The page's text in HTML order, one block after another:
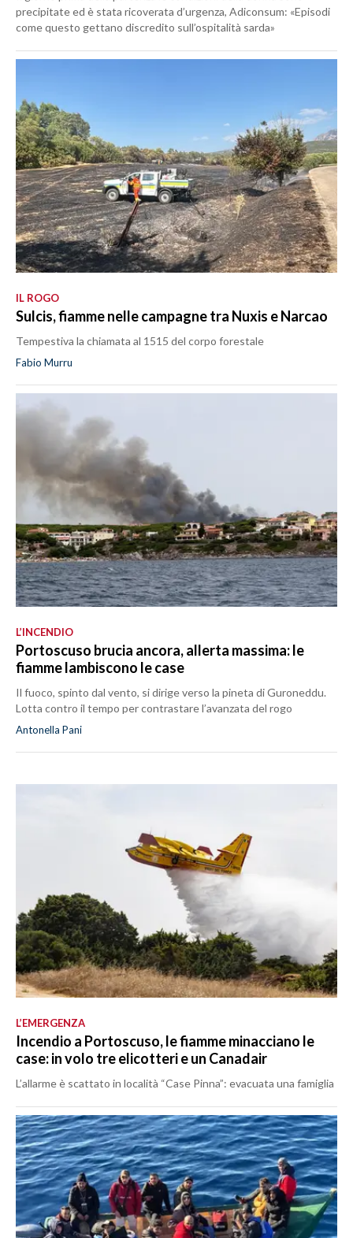
precipitate ed è stata ricoverata d’urgenza, Adiconsum: «Episodi
come questo gettano discredito sull’ospitalità sarda»
IL ROGO
Sulcis, fiamme nelle campagne tra Nuxis e Narcao
Tempestiva la chiamata al 1515 del corpo forestale
Fabio Murru
L’INCENDIO
Portoscuso brucia ancora, allerta massima: le
fiamme lambiscono le case
Il fuoco, spinto dal vento, si dirige verso la pineta di Guroneddu.
Lotta contro il tempo per contrastare l’avanzata del rogo
Antonella Pani
L’EMERGENZA
Incendio a Portoscuso, le fiamme minacciano le
case: in volo tre elicotteri e un Canadair
L’allarme è scattato in località “Case Pinna”: evacuata una famiglia